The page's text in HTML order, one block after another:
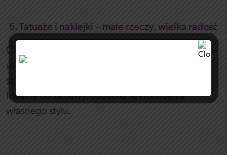
6. Tatuaże i naklejki – małe rzeczy, wielka radość
Czasem to właśnie drobiazgi wywołują największy
uśmiech. Naklejki, tatuaże i ozdoby BEBE Friends
są kolorowe, urocze i bezpieczne dla dzieci.
Idealne do zabawy, ozdabiania i tworzenia
własnego stylu.